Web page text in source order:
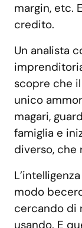
margin, etc.
credito.
Un analista
scopre che
unico
magari,
famiglia e
diverso, che
modo
cercando di
usando. E